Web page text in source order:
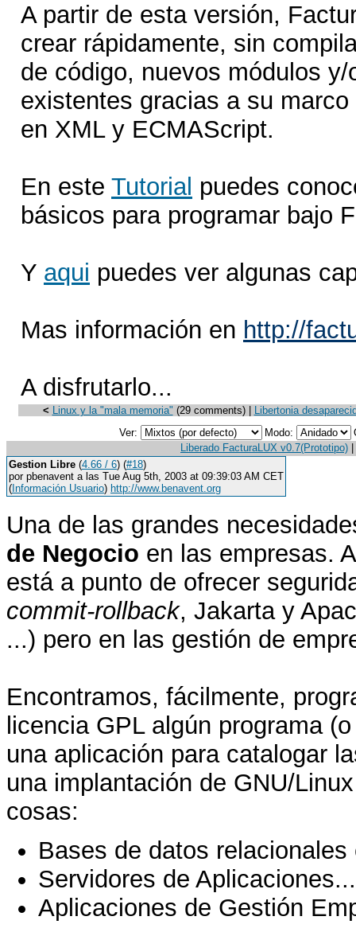
A partir de esta versión,
crear rápidamente, sin
de código, nuevos módulos
existentes gracias a su
en XML y ECMAScript.
En este Tutorial puedes
básicos para programar bajo
Y aqui puedes ver algunas
Mas información en http://
A disfrutarlo...
< Linux y la "mala memoria" (29 comments) |
Libertonia
Ver:
Modo:
Liberado FacturaLUX v0.7(Prototipo)
Gestion Libre (4.66 / 6) (#18)
por pbenavent a las Tue Aug 5th, 2003 at 09:39:03 AM CET
( Información Usuario) http://www.benavent.org
Una de las grandes
de Negocio en las empresas.
está a punto de ofrecer
commit-rollback, Jakarta y
...) pero en las gestión de
Encontramos, fácilmente,
licencia GPL algún programa
una aplicación para catalogar
una implantación de GNU/
cosas:
Bases de datos
Servidores de Aplicaciones...
Aplicaciones de Gestión